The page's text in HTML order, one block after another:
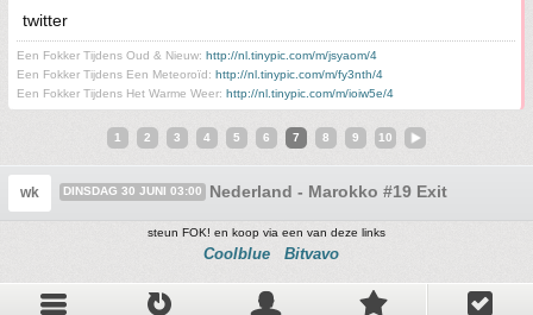
twitter
Een Fokker Tijdens Oud & Nieuw: http://nl.tinypic.com/m/jsyaom/4
Een Fokker Tijdens Een Meteoroïd: http://nl.tinypic.com/m/fy3nth/4
Een Fokker Tijdens Het Warme Weer: http://nl.tinypic.com/m/ioiw5e/4
1 2 3 4 5 6 7 8 9 10
wk DINSDAG 30 JUNI 03:00 Nederland - Marokko #19 Exit
steun FOK! en koop via een van deze links
Coolblue Bitvavo